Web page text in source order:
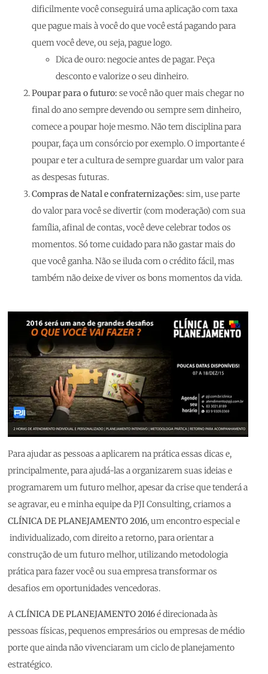
dificilmente você conseguirá uma aplicação com taxa
que pague mais à você do que você está pagando para
quem você deve, ou seja, pague logo.
Dica de ouro: negocie antes de pagar. Peça
desconto e valorize o seu dinheiro.
Poupar para o futuro: se você não quer mais chegar no
final do ano sempre devendo ou sempre sem dinheiro,
comece a poupar hoje mesmo. Não tem disciplina para
poupar, faça um consórcio por exemplo. O importante é
poupar e ter a cultura de sempre guardar um valor para
as despesas futuras.
Compras de Natal e confraternizações: sim, use parte
do valor para você se divertir (com moderação) com sua
família, afinal de contas, você deve celebrar todos os
momentos. Só tome cuidado para não gastar mais do
que você ganha. Não se iluda com o crédito fácil, mas
também não deixe de viver os bons momentos da vida.
Para ajudar as pessoas a aplicarem na prática essas dicas e,
principalmente, para ajudá-las a organizarem suas ideias e
programarem um futuro melhor, apesar da crise que tenderá a
se agravar, eu e minha equipe da PJI Consulting, criamos a
CLÍNICA DE PLANEJAMENTO 2016, um encontro especial e
individualizado, com direito a retorno, para orientar a
construção de um futuro melhor, utilizando metodologia
prática para fazer você ou sua empresa transformar os
desafios em oportunidades vencedoras.
ACLÍNICA DE PLANEJAMENTO 2016é direcionada às
pessoas físicas, pequenos empresários ou empresas de médio
porte que ainda não vivenciaram um ciclo de planejamento
estratégico.